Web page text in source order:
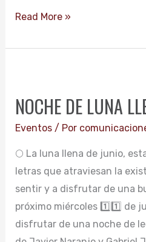
Read More »
NOCHE DE LUNA
Eventos/ Por
🌕 La luna llena de junio,
letras que atraviesan la
sentir y a disfrutar de una
próximo miércoles 1️⃣1️⃣ de
disfrutar de una noche de
LUNA
LLENA